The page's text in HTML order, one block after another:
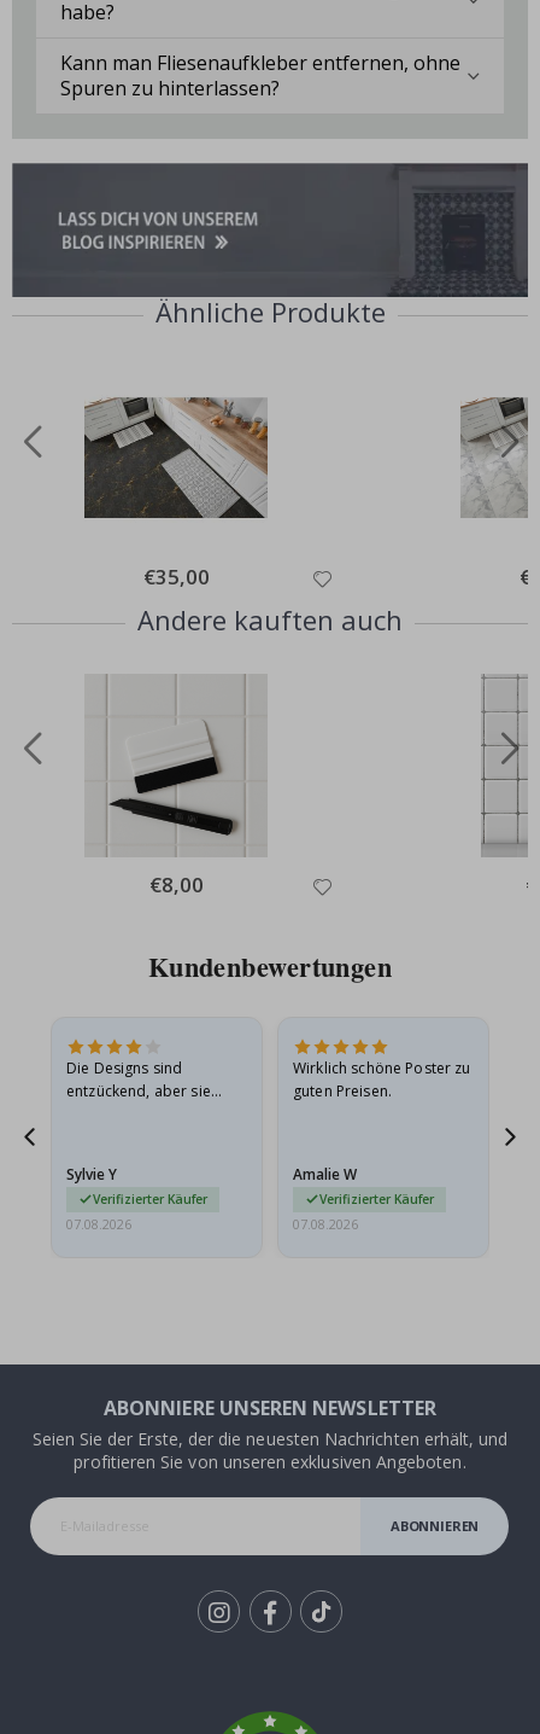
habe?
Kann man Fliesenaufkleber entfernen, ohne
Spuren zu hinterlassen?
Ähnliche Produkte
Special
Price
€35,00
Andere kauften auch
Special
Price
€8,00
Kundenbewertungen
Die Designs sind
entzückend, aber sie
sie…
Sylvie Y
Verifizierter Käufer
07.08.2026
Wirklich schöne Poster zu
guten Preisen.
Amalie W
Verifizierter Käufer
07.08.2026
ABONNIERE UNSEREN NEWSLETTER
Seien Sie der Erste, der die neuesten Nachrichten erhält, und
profitieren Sie von unseren exklusiven Angeboten.
ABONNIEREN